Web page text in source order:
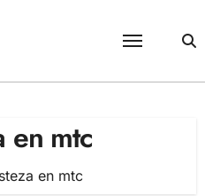
en mtc
en mtc